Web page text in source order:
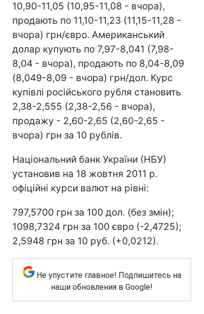
10,90-11,05 (10,95-11,08 - вчора),
продають по 11,10-11,23 (11,15-11,28 -
вчора) грн/євро. Американський
долар купують по 7,97-8,041 (7,98-
8,04 - вчора), продають по 8,04-8,09
(8,049-8,09 - вчора) грн/дол. Курс
купівлі російського рубля становить
2,38-2,555 (2,38-2,56 - вчора),
продажу - 2,60-2,65 (2,60-2,65 -
вчора) грн за 10 рублів.
Національний банк України (НБУ)
установив на 18 жовтня 2011 р.
офіційні курси валют на рівні:
797,5700 грн за 100 дол. (без змін);
1098,7324 грн за 100 євро (-2,4725);
2,5948 грн за 10 руб. (+0,0212).
Не упустите главное! Подпишитесь на
наши обновления в Google!